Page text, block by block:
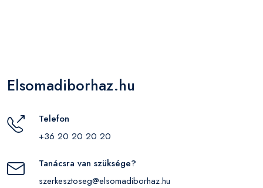
Elsomadiborhaz.hu
Telefon
+36 20 20 20 20
Tanácsra van szüksége?
szerkesztoseg@elsomadiborhaz.hu